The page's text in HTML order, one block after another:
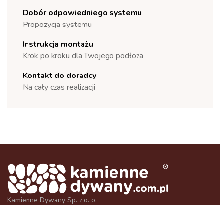
Dobór odpowiedniego systemu
Propozycja systemu
Instrukcja montażu
Krok po kroku dla Twojego podłoża
Kontakt do doradcy
Na cały czas realizacji
Kamienne Dywany Sp. z o. o.